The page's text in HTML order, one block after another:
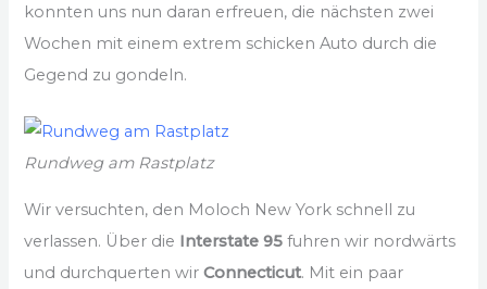
konnten uns nun daran erfreuen, die nächsten zwei
Wochen mit einem extrem schicken Auto durch die
Gegend zu gondeln.
Rundweg am Rastplatz
Wir versuchten, den Moloch New York schnell zu
verlassen. Über die Interstate 95 fuhren wir nordwärts
und durchquerten wirConnecticut. Mit ein paar